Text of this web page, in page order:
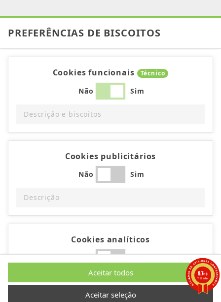
PREFERÊNCIAS DE BISCOITOS
Cookies funcionais Técnico
Não Sim
Descrição e biscoitos
Cookies publicitários
Não Sim
Descrição
Cookies analíticos
Não Sim
Descrição
Aceitar seleção
Aceitar todos 9.7/10
1193 notas